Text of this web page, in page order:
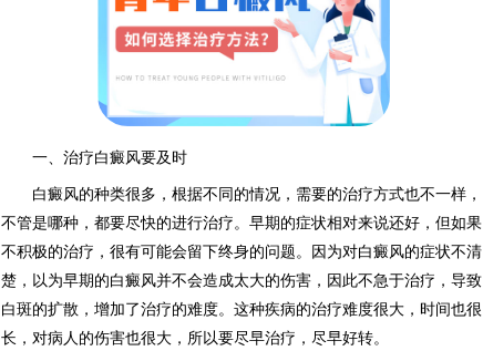
一、治疗白癜风要及时
白癜风的种类很多，根据不同的情况，需要的治疗方式也不一样，
不管是哪种，都要尽快的进行治疗。早期的症状相对来说还好，但如果
不积极的治疗，很有可能会留下终身的问题。因为对白癜风的症状不清
楚，以为早期的白癜风并不会造成太大的伤害，因此不急于治疗，导致
白斑的扩散，增加了治疗的难度。这种疾病的治疗难度很大，时间也很
长，对病人的伤害也很大，所以要尽早治疗，尽早好转。